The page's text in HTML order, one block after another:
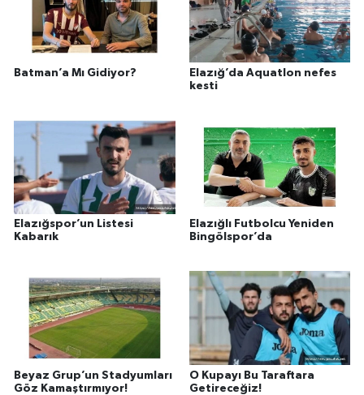
Batman’a Mı Gidiyor?
Elazığ’da Aquatlon nefes
kesti
Elazığspor’un Listesi
Kabarık
Elazığlı Futbolcu Yeniden
Bingölspor’da
Beyaz Grup’un Stadyumları
Göz Kamaştırmıyor!
O Kupayı Bu Taraftara
Getireceğiz!